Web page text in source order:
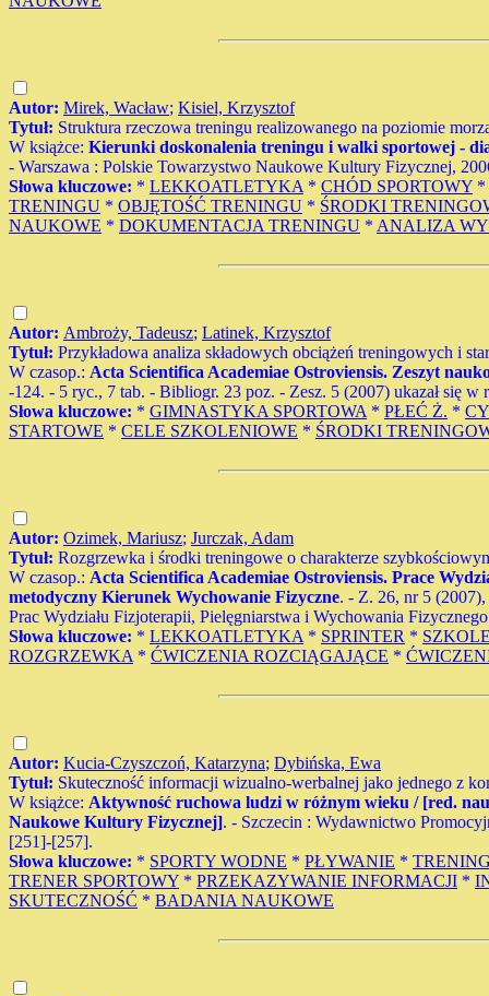
Autor: Mirek, Wacław; Kisiel, Krzysztof
Tytuł: Struktura rzeczowa treningu realizowanego na poziomie
W książce: Kierunki doskonalenia treningu i walki sportowej -
- Warszawa : Polskie Towarzystwo Naukowe Kultury Fizycznej,
Słowa kluczowe: * LEKKOATLETYKA * CHÓD SPORTOWY *
TRENINGU * OBJĘTOŚĆ TRENINGU * ŚRODKI
NAUKOWE * DOKUMENTACJA TRENINGU * ANALIZA
Autor: Ambroży, Tadeusz; Latinek, Krzysztof
Tytuł: Przykładowa analiza składowych obciążeń treningowych i
W czasop.: Acta Scientifica Academiae Ostroviensis. Zeszyt
-124. - 5 ryc., 7 tab. - Bibliogr. 23 poz. - Zesz. 5 (2007) ukazał się
Słowa kluczowe: * GIMNASTYKA SPORTOWA * PŁEĆ Ż. *
STARTOWE * CELE SZKOLENIOWE * ŚRODKI
Autor: Ozimek, Mariusz; Jurczak, Adam
Tytuł: Rozgrzewka i środki treningowe o charakterze
W czasop.: Acta Scientifica Academiae Ostroviensis. Prace
metodyczny Kierunek Wychowanie Fizyczne. - Z. 26, nr 5
Prac Wydziału Fizjoterapii, Pielęgniarstwa i Wychowania Fizycznego
Słowa kluczowe: * LEKKOATLETYKA * SPRINTER *
ROZGRZEWKA * ĆWICZENIA ROZCIĄGAJĄCE *
Autor: Kucia-Czyszczoń, Katarzyna; Dybińska, Ewa
Tytuł: Skuteczność informacji wizualno-werbalnej jako jednego z
W książce: Aktywność ruchowa ludzi w różnym wieku / [red.
Naukowe Kultury Fizycznej]. - Szczecin : Wydawnictwo
[251]-[257].
Słowa kluczowe: * SPORTY WODNE * PŁYWANIE *
TRENER SPORTOWY * PRZEKAZYWANIE INFORMACJI *
SKUTECZNOŚĆ * BADANIA NAUKOWE